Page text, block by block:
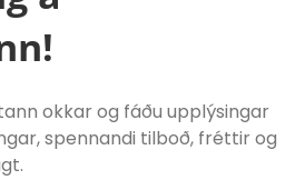
– 17:00
okkar og fáðu upplýsingar
spennandi tilboð, fréttir og